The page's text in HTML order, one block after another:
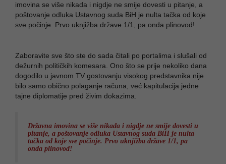
imovina se više nikada i nigdje ne smije dovesti u pitanje, a
poštovanje odluka Ustavnog suda BiH je nulta tačka od koje
sve počinje. Prvo uknjižba države 1/1, pa onda plinovod!
Zaboravite sve što ste do sada čitali po portalima i slušali od
dežurnih političkih komesara. Ono što se prije nekoliko dana
dogodilo u javnom TV gostovanju visokog predstavnika nije
bilo samo obično polaganje računa, već kapitulacija jedne
tajne diplomatije pred živim dokazima.
Državna imovina se više nikada i nigdje ne smije dovesti u
pitanje, a poštovanje odluka Ustavnog suda BiH je nulta
tačka od koje sve počinje. Prvo uknjižba države 1/1, pa
onda plinovod!